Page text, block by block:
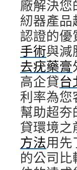
廠解決您
紉器產
認證的
手術與減
去疣藥膏
高企貸台
利率為您
幫助超夯
貸環境
方法用先
的公司比